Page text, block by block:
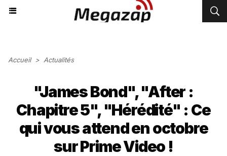
Accueil > Actualités
"James Bond", "After :
Chapitre 5", "Hérédité" : Ce
qui vous attend en octobre
sur Prime Video !